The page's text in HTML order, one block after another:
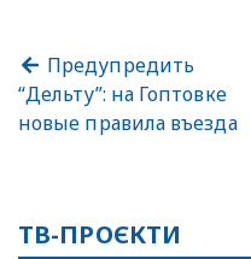
Предупредить
“Дельту”: на Гоптовке
новые правила въезда
ТВ-ПРОЄКТИ